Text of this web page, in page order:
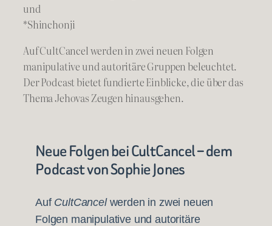
und
*Shinchonji
Auf CultCancel werden in zwei neuen Folgen
manipulative und autoritäre Gruppen beleuchtet.
Der Podcast bietet fundierte Einblicke, die über das
Thema Jehovas Zeugen hinausgehen.
Neue Folgen beiCultCancel– dem
Podcast von Sophie Jones
Auf CultCancelwerden in zwei neuen
Folgen manipulative und autoritäre